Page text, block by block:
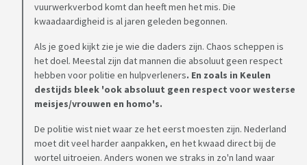
vuurwerkverbod komt dan heeft men het mis. Die
kwaadaardigheid is al jaren geleden begonnen.
Als je goed kijkt zie je wie die daders zijn. Chaos scheppen is
het doel. Meestal zijn dat mannen die absoluut geen respect
hebben voor politie en hulpverleners. En zoals in Keulen
destijds bleek 'ook absoluut geen respect voor westerse
meisjes/vrouwen en homo's.
De politie wist niet waar ze het eerst moesten zijn. Nederland
moet dit veel harder aanpakken, en het kwaad direct bij de
wortel uitroeien. Anders wonen we straks in zo'n land waar